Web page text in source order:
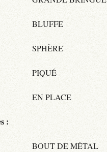
BLUFFE
SPHÈRE
PIQUÉ
EN PLACE
:
BOUT DE MÉTAL